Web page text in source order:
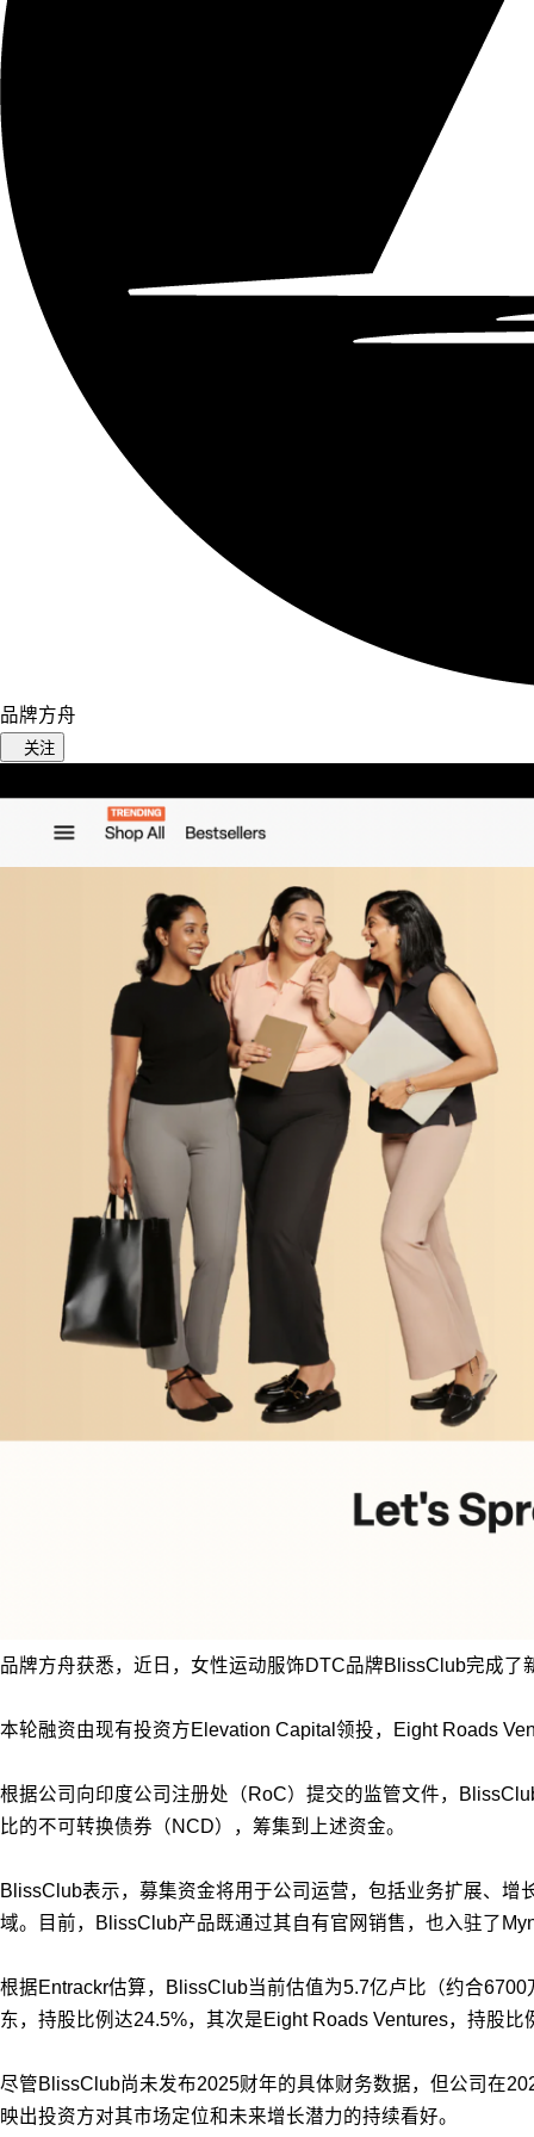
品牌方舟
关注
品牌方舟获悉，近日，女性运动服饰DTC品牌BlissClub完成
本轮融资由现有投资方Elevation Capital领投，Eight Roads
根据公司向印度公司注册处（RoC）提交的监管文件，
比的不可转换债券（NCD），筹集到上述资金。
BlissClub表示，募集资金将用于公司运营，包括业务扩展、
域。目前，BlissClub产品既通过其自有官网销售，也入驻了
根据Entrackr估算，BlissClub当前估值为5.7亿卢比（约合
东，持股比例达24.5%，其次是Eight Roads Ventures，持股
尽管BlissClub尚未发布2025财年的具体财务数据，但公司在
映出投资方对其市场定位和未来增长潜力的持续看好。